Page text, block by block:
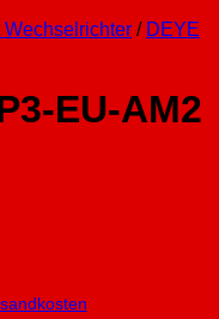
/ DEYE
EU-AM2